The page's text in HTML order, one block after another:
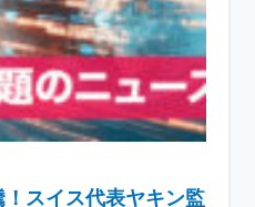
スイス代表ヤキン監